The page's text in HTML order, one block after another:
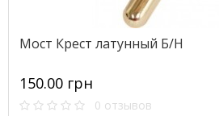
Мост Крест латунный Б/Н
150.00 грн
0 отзывов